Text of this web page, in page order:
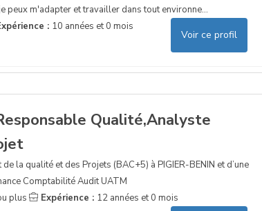
peux m'adapter et travailler dans tout environne...
: 10 années et 0 mois
Voir ce profil
Qualité,Analyste
la qualité et des Projets (BAC+5) à PIGIER-BENIN et d’une
Comptabilité Audit UATM
plus Expérience : 12 années et 0 mois